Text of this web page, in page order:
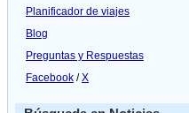
Planificador de viajes
Blog
Preguntas y Respuestas
Facebook /X